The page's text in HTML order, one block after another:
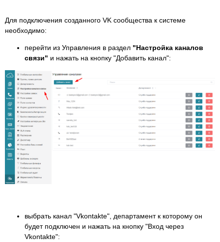
Для подключения созданного VK сообщества к системе
необходимо:
перейти из Управления в раздел "Настройка каналов
связи" и нажать на кнопку "Добавить канал":
выбрать канал "Vkontakte", департамент к которому он
будет подключен и нажать на кнопку "Вход через
Vkontakte":